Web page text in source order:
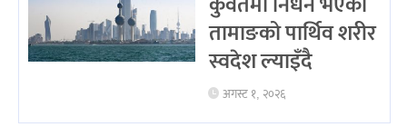
तामाङको पार्थिव शरीर
स्वदेश ल्याइँदै
अगस्ट १, २०२६